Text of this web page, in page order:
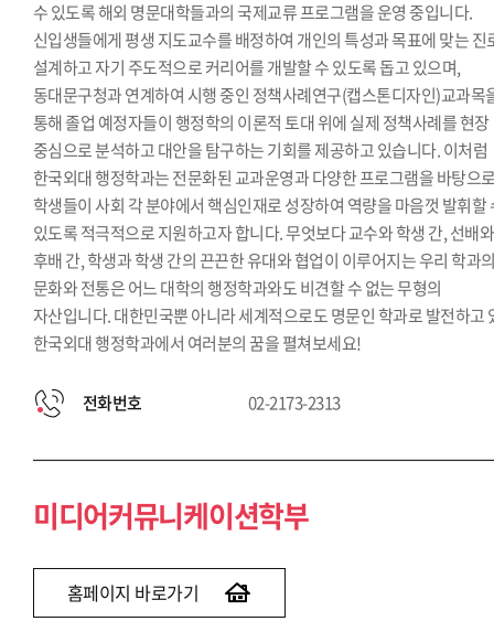
수 있도록 해외 명문대학들과의 국제교류 프로그램을 운영 중입니다.
신입생들에게 평생 지도교수를 배정하여 개인의 특성과 목표에 맞는 진
설계하고 자기 주도적으로 커리어를 개발할 수 있도록 돕고 있으며,
동대문구청과 연계하여 시행 중인 정책사례연구(캡스톤디자인)교과목
통해 졸업 예정자들이 행정학의 이론적 토대 위에 실제 정책사례를 현장
중심으로 분석하고 대안을 탐구하는 기회를 제공하고 있습니다. 이처럼
한국외대 행정학과는 전문화된 교과운영과 다양한 프로그램을 바탕으
학생들이 사회 각 분야에서 핵심인재로 성장하여 역량을 마음껏 발휘할
있도록 적극적으로 지원하고자 합니다. 무엇보다 교수와 학생 간, 선배와
후배 간, 학생과 학생 간의 끈끈한 유대와 협업이 이루어지는 우리 학과
문화와 전통은 어느 대학의 행정학과와도 비견할 수 없는 무형의
자산입니다. 대한민국뿐 아니라 세계적으로도 명문인 학과로 발전하고
한국외대 행정학과에서 여러분의 꿈을 펼쳐보세요!
전화번호 02-2173-2313
미디어커뮤니케이션학부
홈페이지 바로가기